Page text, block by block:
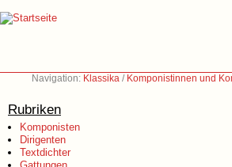
Navigation: Klassika / Komponistinnen und
Rubriken
Komponisten
Dirigenten
Textdichter